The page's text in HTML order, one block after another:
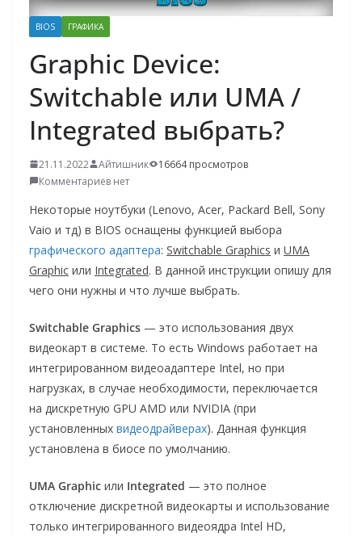
BIOS ГРАФИКА
Graphic Device:
Switchable или UMA /
Integrated выбрать?
21.11.2022 Айтишник
16664 просмотров
Комментариев нет
Некоторые ноутбуки (Lenovo, Acer, Packard Bell, Sony
Vaio и тд) в BIOS оснащены функцией выбора
графического адаптера: Switchable Graphics и UMA
Graphic или Integrated. В данной инструкции опишу для
чего они нужны и что лучше выбрать.
Switchable Graphics — это использования двух
видеокарт в системе. То есть Windows работает на
интегрированном видеоадаптере Intel, но при
нагрузках, в случае необходимости, переключается
на дискретную GPU AMD или NVIDIA (при
установленных видеодрайверах). Данная функция
установлена в биосе по умолчанию.
UMA Graphic или Integrated — это полное
отключение дискретной видеокарты и использование
только интегрированного видеоядра Intel HD,